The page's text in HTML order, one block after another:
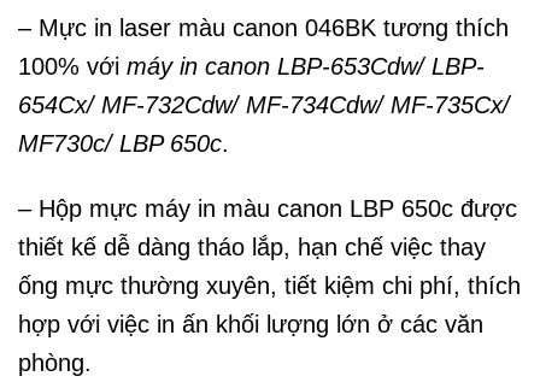
– Mực in laser màu canon 046BK tương thích
100% với máy in canon LBP-653Cdw/ LBP-
654Cx/ MF-732Cdw/ MF-734Cdw/ MF-735Cx/
MF730c/ LBP 650c.
– Hộp mực máy in màu canon LBP 650c được
thiết kế dễ dàng tháo lắp, hạn chế việc thay
ống mực thường xuyên, tiết kiệm chi phí, thích
hợp với việc in ấn khối lượng lớn ở các văn
phòng.